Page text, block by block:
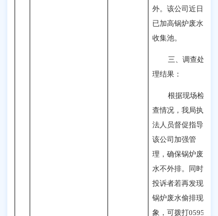
外。该公司近日
已加高锅炉废水
收集池。
三、 调查处
理结果：
根据现场检
查情况，我局执
法人员督促指导
该公司加强管
理，确保锅炉废
水不外排。同时
投诉者若再发现
锅炉废水偷排现
象，可拨打0595